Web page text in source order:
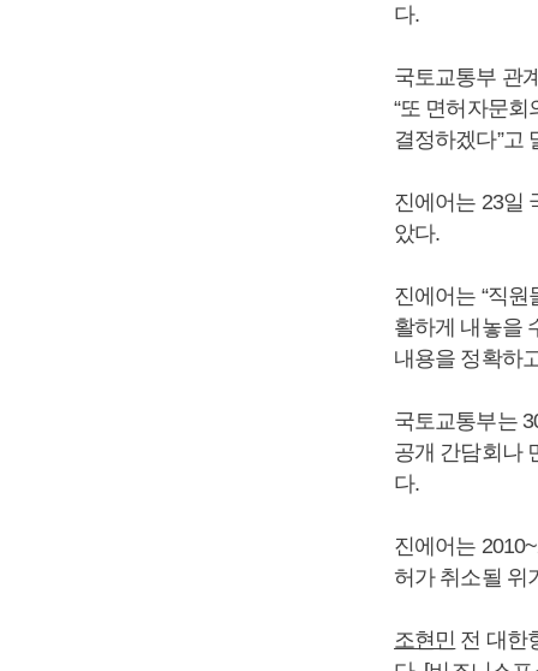
다.
국토교통부 관
“또 면허자문
결정하겠다”고
진에어는 23일
았다.
진에어는 “직
활하게 내놓을
내용을 정확하
국토교통부는
공개 간담회나
다.
진에어는
허가 취소될 위
조현민 전 대한